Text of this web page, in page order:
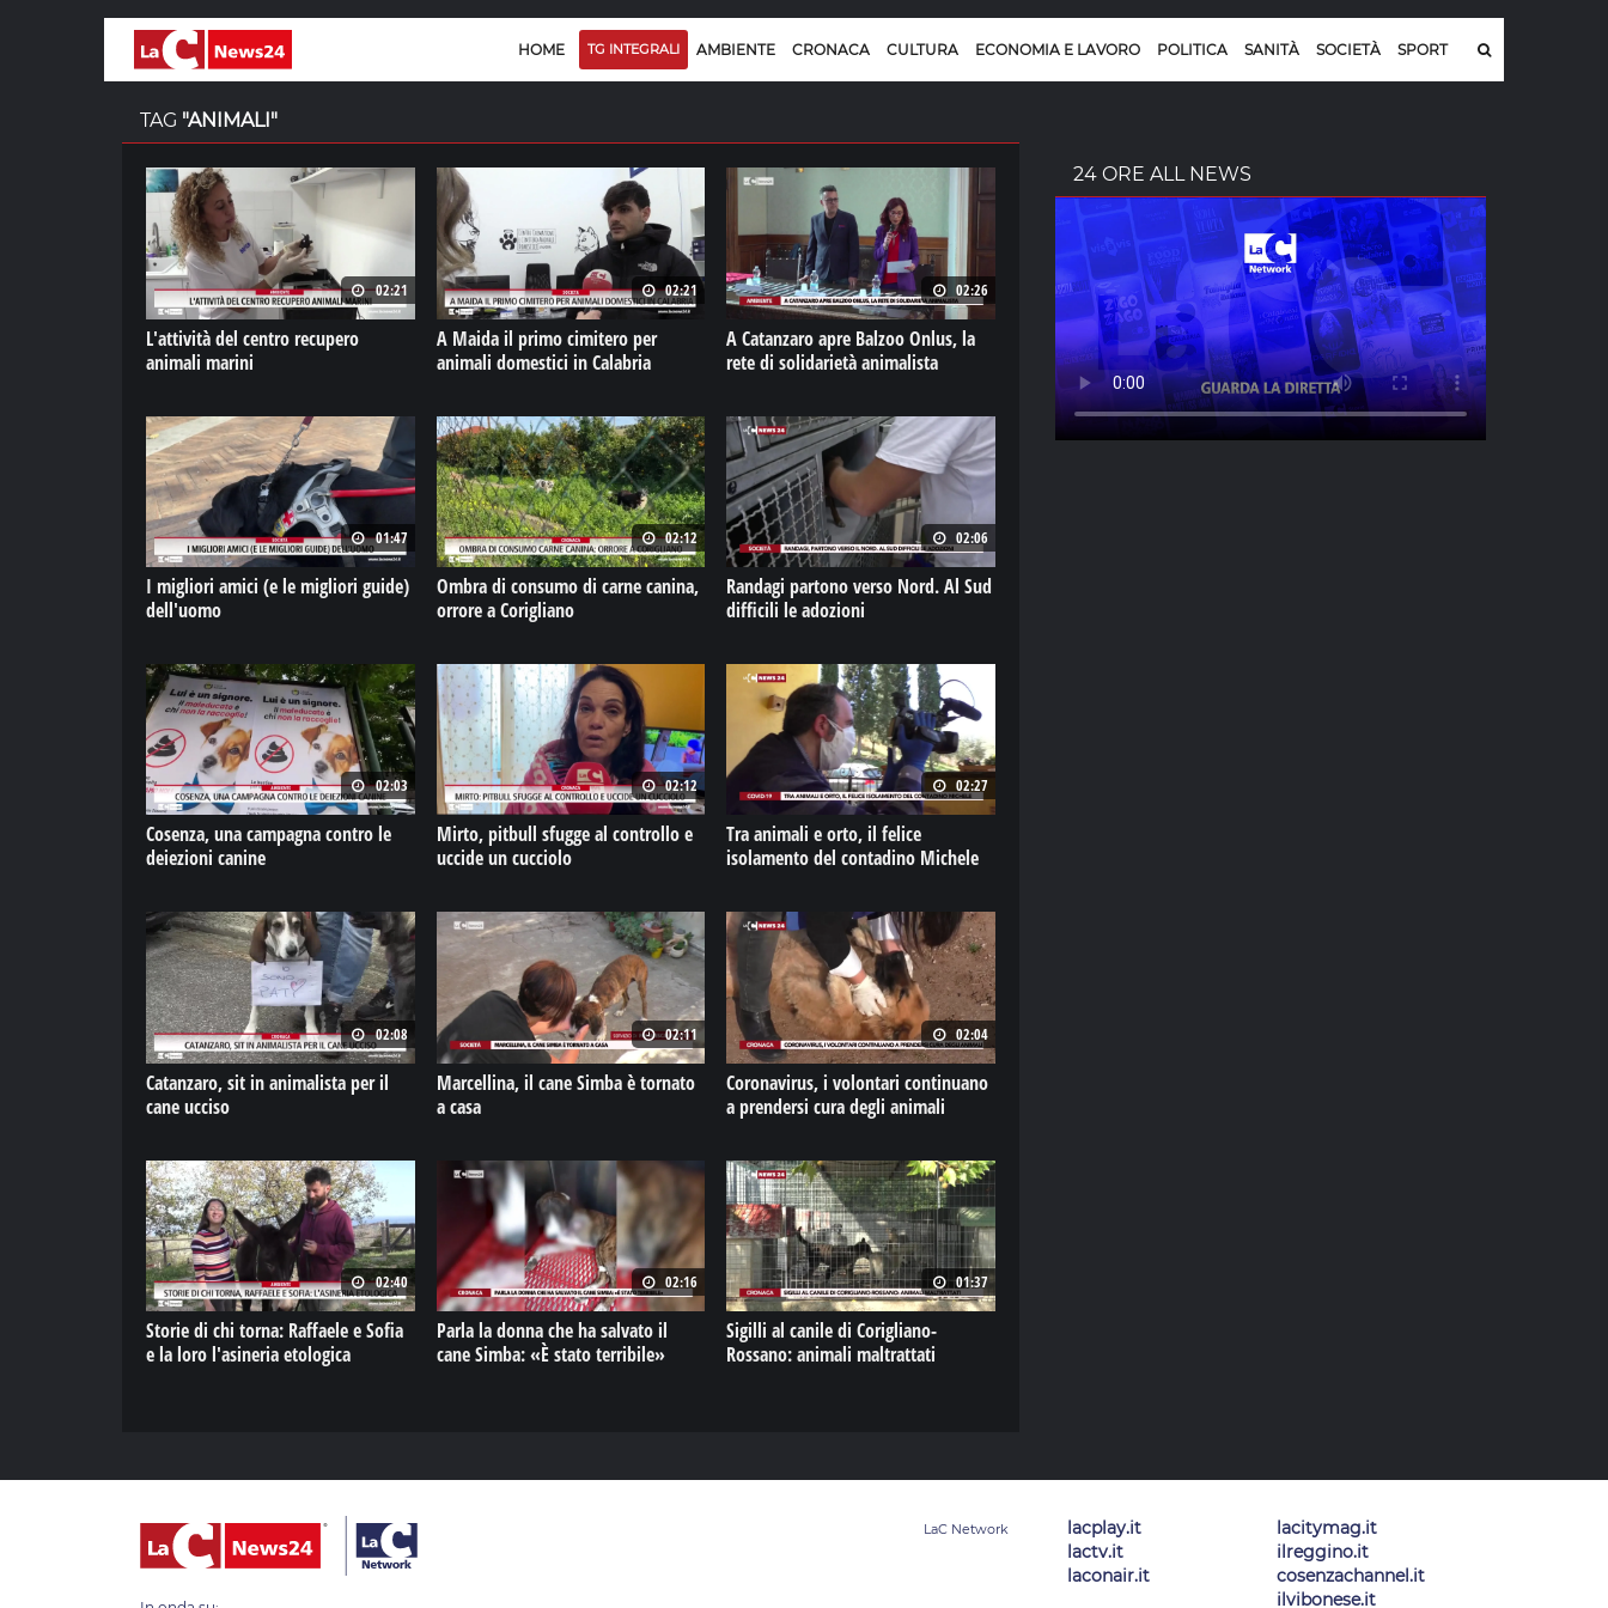
HOME TG INTEGRALI AMBIENTE CRONACA CULTURA ECONOMIA E LAVORO POLITICA SANITÀ SOCIETÀ SPORT
TAG "ANIMALI"
02:21
L'attività del centro recupero
animali marini
01:47
I migliori amici (e le migliori guide)
dell'uomo
02:03
Cosenza, una campagna contro le
deiezioni canine
02:08
Catanzaro, sit in animalista per il
cane ucciso
02:40
Storie di chi torna: Raffaele e Sofia
e la loro l'asineria etologica
02:21
A Maida il primo cimitero per
animali domestici in Calabria
02:12
Ombra di consumo di carne canina,
orrore a Corigliano
02:12
Mirto, pitbull sfugge al controllo e
uccide un cucciolo
02:11
Marcellina, il cane Simba è tornato
a casa
02:16
Parla la donna che ha salvato il
cane Simba: «È stato terribile»
02:26
A Catanzaro apre Balzoo Onlus, la
rete di solidarietà animalista
02:06
Randagi partono verso Nord. Al Sud
difficili le adozioni
02:27
Tra animali e orto, il felice
isolamento del contadino Michele
02:04
Coronavirus, i volontari continuano
a prendersi cura degli animali
01:37
Sigilli al canile di Corigliano-
Rossano: animali maltrattati
24 ORE ALL NEWS
lacplay.it
lactv.it
laconair.it
lacitymag.it
ilreggino.it
cosenzachannel.it
ilvibonese.it